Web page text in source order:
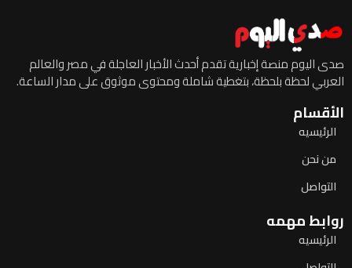
صدى اليوم منصة إخبارية تقدم أحدث الأخبار العاجلة في مصر والعالم
العربي لحظة بلحظة، بتغطية شاملة ومحتوى موثوق على مدار الساعة.
الأقسام
الرئيسيه
من نحن
التواصل
روابط مهمه
الرئيسيه